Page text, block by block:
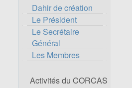
Dahir de création
Le Président
Le Secrétaire
Général
Les Membres
Activités du CORCAS